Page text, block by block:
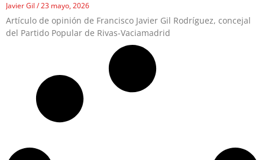
Javier Gil 23 mayo, 2026
Artículo de opinión de Francisco Javier Gil Rodríguez, concejal
del Partido Popular de Rivas-Vaciamadrid